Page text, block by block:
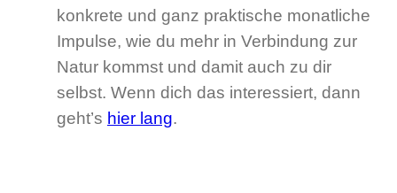
konkrete und ganz praktische monatliche
Impulse, wie du mehr in Verbindung zur
Natur kommst und damit auch zu dir
selbst. Wenn dich das interessiert, dann
geht’s hier lang.